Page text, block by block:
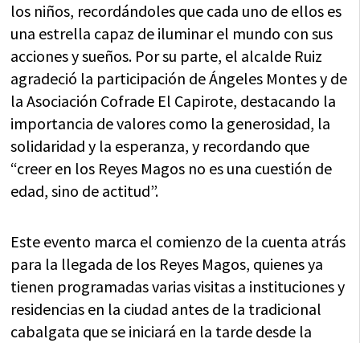
los niños, recordándoles que cada uno de ellos es
una estrella capaz de iluminar el mundo con sus
acciones y sueños. Por su parte, el alcalde Ruiz
agradeció la participación de Ángeles Montes y de
la Asociación Cofrade El Capirote, destacando la
importancia de valores como la generosidad, la
solidaridad y la esperanza, y recordando que
“creer en los Reyes Magos no es una cuestión de
edad, sino de actitud”.
Este evento marca el comienzo de la cuenta atrás
para la llegada de los Reyes Magos, quienes ya
tienen programadas varias visitas a instituciones y
residencias en la ciudad antes de la tradicional
cabalgata que se iniciará en la tarde desde la